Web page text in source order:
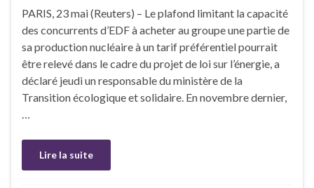
PARIS, 23 mai (Reuters) – Le plafond limitant la capacité
des concurrents d’EDF à acheter au groupe une partie de
sa production nucléaire à un tarif préférentiel pourrait
être relevé dans le cadre du projet de loi sur l’énergie, a
déclaré jeudi un responsable du ministère de la
Transition écologique et solidaire. En novembre dernier,
Lire la suite